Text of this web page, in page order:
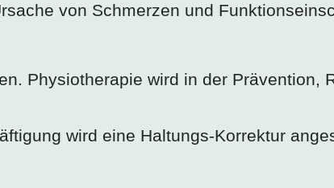
von Schmerzen und
Physiotherapie wird in der Prävention,
wird eine Haltungs-Korrektur